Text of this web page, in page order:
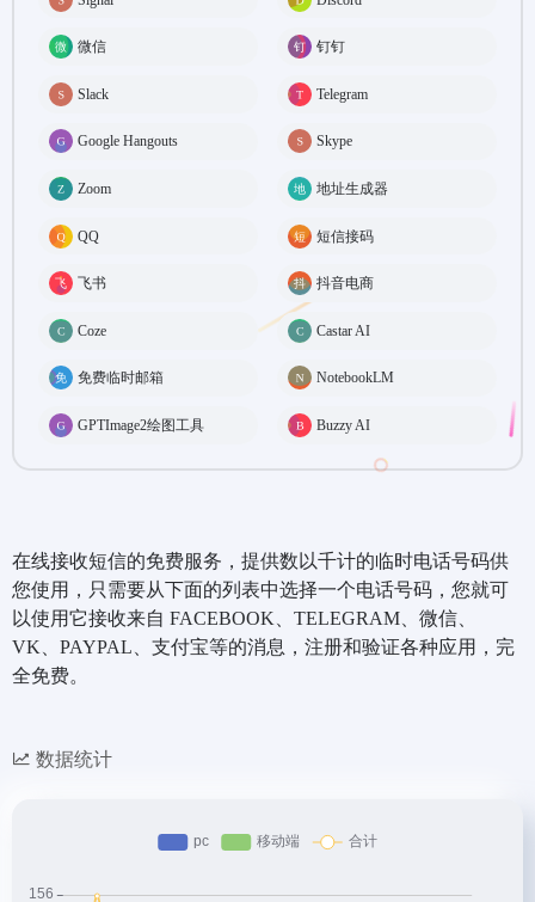
微信 钉钉
Slack Telegram
Google Hangouts Skype
Zoom 地址生成器
QQ 短信接码
飞书 抖音电商
Coze Castar AI
免费临时邮箱 NotebookLM
GPTImage2绘图工具 Buzzy AI
在线接收短信的免费服务，提供数以千计的临时电话号码供
您使用，只需要从下面的列表中选择一个电话号码，您就可
以使用它接收来自 FACEBOOK、TELEGRAM、微信、
VK、PAYPAL、支付宝等的消息，注册和验证各种应用，完
全免费。
数据统计